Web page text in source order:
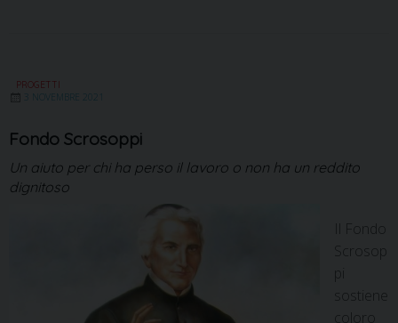
PROGETTI
3 NOVEMBRE 2021
Fondo Scrosoppi
Un aiuto per chi ha perso il lavoro o non ha un reddito
dignitoso
Il Fondo
Scrosop
pi
sostiene
coloro